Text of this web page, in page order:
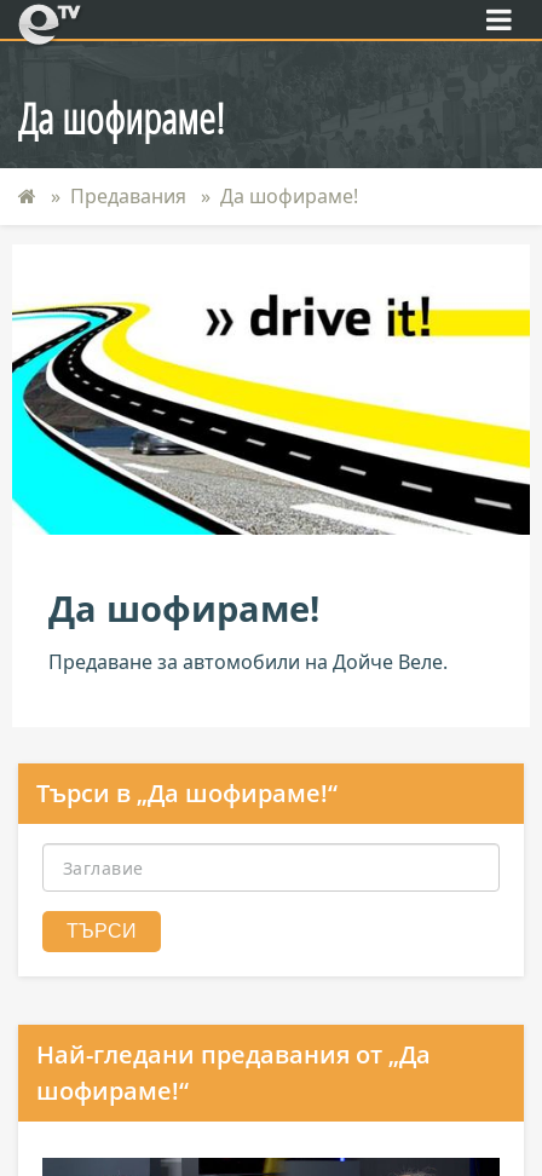
eTV
Да шофираме!
Предавания Да шофираме!
Да шофираме!
Предаване за автомобили на Дойче Веле.
Търси в „Да шофираме!“
Най-гледани предавания от „Да
шофираме!“